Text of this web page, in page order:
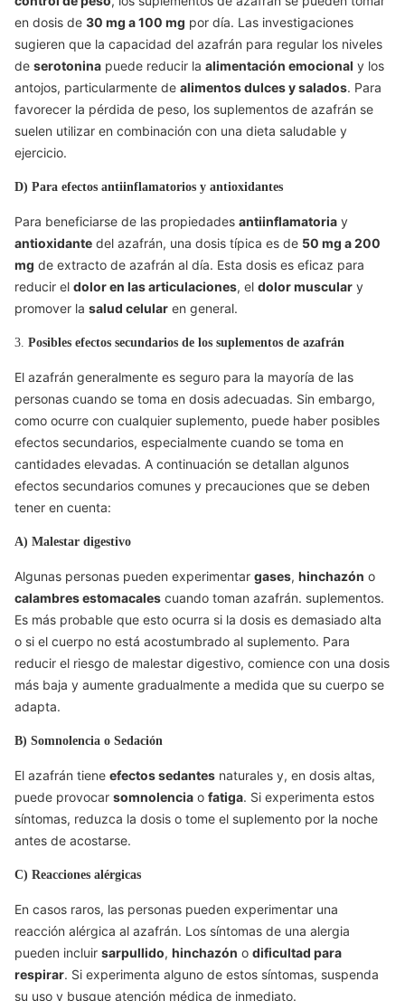
en dosis de 30 mg a 100 mg por día. Las investigaciones
sugieren que la capacidad del azafrán para regular los niveles
de serotonina puede reducir la alimentación emocional y los
antojos, particularmente de alimentos dulces y salados. Para
favorecer la pérdida de peso, los suplementos de azafrán se
suelen utilizar en combinación con una dieta saludable y
ejercicio.
D) Para efectos antiinflamatorios y antioxidantes
Para beneficiarse de las propiedades antiinflamatoria y
antioxidante del azafrán, una dosis típica es de 50 mg a 200
mg de extracto de azafrán al día. Esta dosis es eficaz para
reducir el dolor en las articulaciones, el dolor muscular y
promover la salud celular en general.
3. Posibles efectos secundarios de los suplementos de azafrán
El azafrán generalmente es seguro para la mayoría de las
personas cuando se toma en dosis adecuadas. Sin embargo,
como ocurre con cualquier suplemento, puede haber posibles
efectos secundarios, especialmente cuando se toma en
cantidades elevadas. A continuación se detallan algunos
efectos secundarios comunes y precauciones que se deben
tener en cuenta:
A) Malestar digestivo
Algunas personas pueden experimentar gases, hinchazón o
calambres estomacales cuando toman azafrán. suplementos.
Es más probable que esto ocurra si la dosis es demasiado alta
o si el cuerpo no está acostumbrado al suplemento. Para
reducir el riesgo de malestar digestivo, comience con una dosis
más baja y aumente gradualmente a medida que su cuerpo se
adapta.
B) Somnolencia o Sedación
El azafrán tiene efectos sedantes naturales y, en dosis altas,
puede provocar somnolencia o fatiga. Si experimenta estos
síntomas, reduzca la dosis o tome el suplemento por la noche
antes de acostarse.
C) Reacciones alérgicas
En casos raros, las personas pueden experimentar una
reacción alérgica al azafrán. Los síntomas de una alergia
pueden incluir sarpullido, hinchazón o dificultad para
respirar. Si experimenta alguno de estos síntomas, suspenda
su uso y busque atención médica de inmediato.